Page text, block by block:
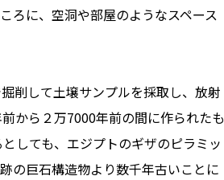
ろに、空洞や部屋のようなスペース
削して土壌サンプルを採取し、放射
から２万7000年前の間に作られたも
しても、エジプトのギザのピラミッ
の巨石構造物より数千年古いことに